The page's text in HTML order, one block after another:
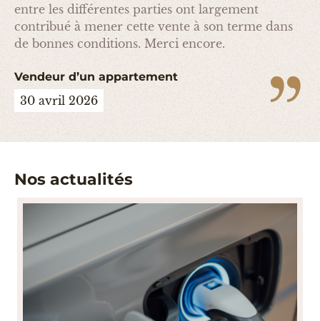
entre les différentes parties ont largement
contribué à mener cette vente à son terme dans
de bonnes conditions. Merci encore.
Vendeur d’un appartement
30 avril 2026
Nos actualités